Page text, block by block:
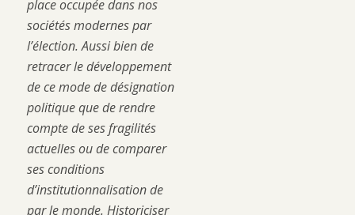
place occupée dans nos
sociétés modernes par
l’élection. Aussi bien de
retracer le développement
de ce mode de désignation
politique que de rendre
compte de ses fragilités
actuelles ou de comparer
ses conditions
d’institutionnalisation de
par le monde. Historiciser